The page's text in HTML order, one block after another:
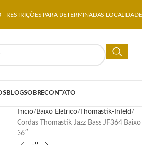
RESTRIÇÕES PARA DETERMINADAS
BLOGSOBRECONTATO
Início Baixo Elétrico
Thomastik-Infeld
Cordas Thomastik Jazz Bass JF364
36″